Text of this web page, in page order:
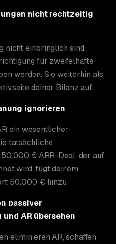
nicht rechtzeitig
nicht einbringlich sind,
für zweifelhafte
werden. Sie weiterhin als
deiner Bilanz auf.
ignorieren
ein wesentlicher
tatsächliche
€ ARR-Deal, der auf
wird, fügt deinem
50.000 € hinzu.
passiver
AR übersehen
eliminieren AR, schaffen